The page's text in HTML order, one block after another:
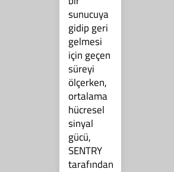
sunucuya
gidip geri
gelmesi
için geçen
süreyi
ölçerken,
ortalama
hücresel
sinyal
gücü,
SENTRY
tarafından